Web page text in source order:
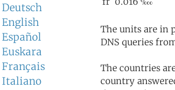
Deutsch
English
Español
Euskara
Français
Italiano
The units are in
DNS queries
The countries
country